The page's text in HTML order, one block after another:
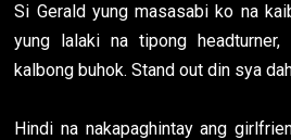
Si Gerald yung masasabi ko na
yung lalaki na tipong
kalbong buhok. Stand out din sya
Hindi na nakapaghintay ang